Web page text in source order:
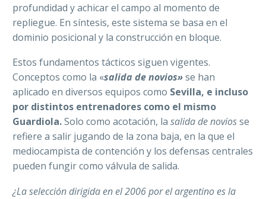
profundidad y achicar el campo al momento de
repliegue. En síntesis, este sistema se basa en el
dominio posicional y la construcción en bloque.
Estos fundamentos tácticos siguen vigentes.
Conceptos como la «salida de novios»se han
aplicado en diversos equipos como Sevilla, e incluso
por distintos entrenadores como el mismo
Guardiola.Solo como acotación, la salida de noviosse
refiere a salir jugando de la zona baja, en la que el
mediocampista de contención y los defensas centrales
pueden fungir como válvula de salida.
¿La selección dirigida en el 2006 por el argentino es la